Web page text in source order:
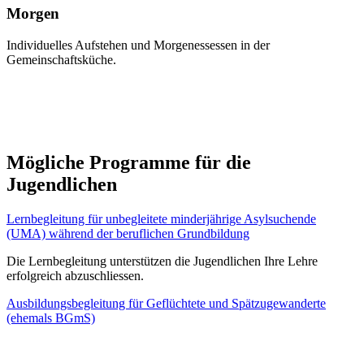
Morgen
Individuelles Aufstehen und Morgenessessen in der
Gemeinschaftsküche.
Mögliche Programme für die
Jugendlichen
Lernbegleitung für unbegleitete minderjährige Asylsuchende
(UMA) während der beruflichen Grundbildung
Die Lernbegleitung unterstützen die Jugendlichen Ihre Lehre
erfolgreich abzuschliessen.
Ausbildungsbegleitung für Geflüchtete und Spätzugewanderte
(ehemals BGmS)